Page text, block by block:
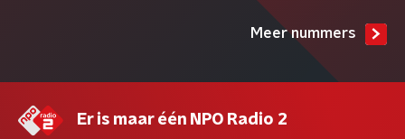
Meer nummers
Er is maar één NPO Radio 2